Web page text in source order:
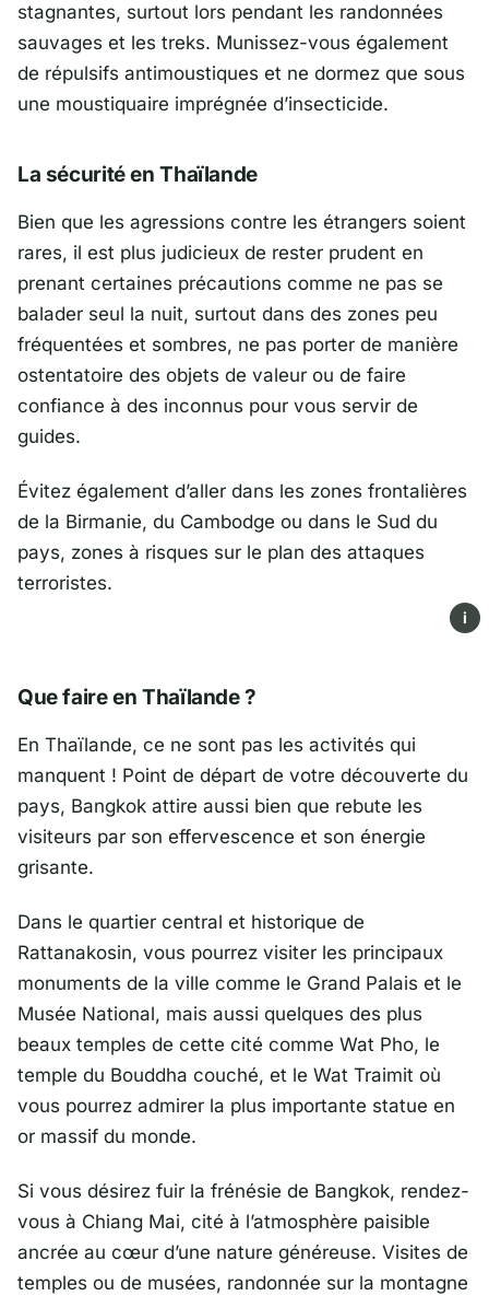
stagnantes, surtout lors pendant les randonnées
sauvages et les treks. Munissez-vous également
de répulsifs antimoustiques et ne dormez que sous
une moustiquaire imprégnée d’insecticide.
La sécurité en Thaïlande
Bien que les agressions contre les étrangers soient
rares, il est plus judicieux de rester prudent en
prenant certaines précautions comme ne pas se
balader seul la nuit, surtout dans des zones peu
fréquentées et sombres, ne pas porter de manière
ostentatoire des objets de valeur ou de faire
confiance à des inconnus pour vous servir de
guides.
Évitez également d’aller dans les zones frontalières
de la Birmanie, du Cambodge ou dans le Sud du
pays, zones à risques sur le plan des attaques
terroristes.
i
Que faire en Thaïlande ?
En Thaïlande, ce ne sont pas les activités qui
manquent ! Point de départ de votre découverte du
pays, Bangkok attire aussi bien que rebute les
visiteurs par son effervescence et son énergie
grisante.
Dans le quartier central et historique de
Rattanakosin, vous pourrez visiter les principaux
monuments de la ville comme le Grand Palais et le
Musée National, mais aussi quelques des plus
beaux temples de cette cité comme Wat Pho, le
temple du Bouddha couché, et le Wat Traimit où
vous pourrez admirer la plus importante statue en
or massif du monde.
Si vous désirez fuir la frénésie de Bangkok, rendez-
vous à Chiang Mai, cité à l’atmosphère paisible
ancrée au cœur d’une nature généreuse. Visites de
temples ou de musées, randonnée sur la montagne